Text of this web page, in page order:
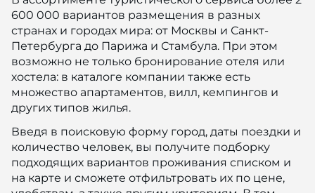
600 000 вариантов размещения в разных
странах и городах мира: от Москвы и Санкт-
Петербурга до Парижа и Стамбула. При этом
возможно не только бронирование отеля или
хостела: в каталоге компании также есть
множество апартаментов, вилл, кемпингов и
других типов жилья.
Введя в поисковую форму город, даты поездки и
количество человек, вы получите подборку
подходящих вариантов проживания списком и
на карте и сможете отфильтровать их по цене,